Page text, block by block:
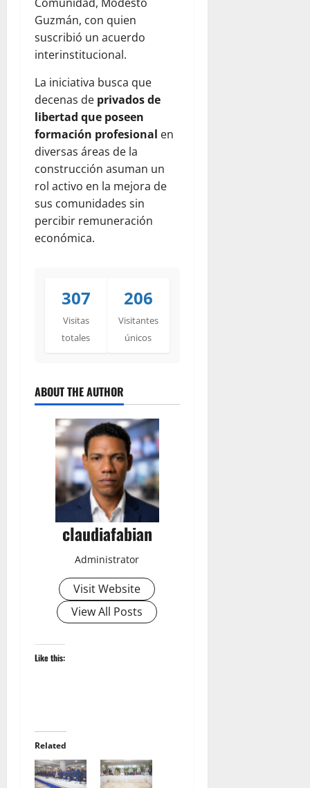
Guzmán, con quien
suscribió un acuerdo
interinstitucional.
La iniciativa busca que
decenas de privados de
libertad que poseen
formación profesional en
diversas áreas de la
construcción asuman un
rol activo en la mejora de
sus comunidades sin
percibir remuneración
económica.
307
Visitas
totales
206
Visitantes
únicos
ABOUT THE AUTHOR
claudiafabian
Administrator
Visit Website
View All Posts
Like this:
Related